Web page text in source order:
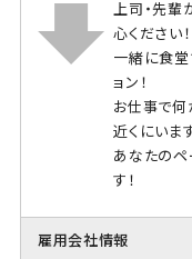
上司・先輩
心ください！
一緒に食堂
ョン！
お仕事で何
近くにいま
あなたのペ
す！
雇用会社情報